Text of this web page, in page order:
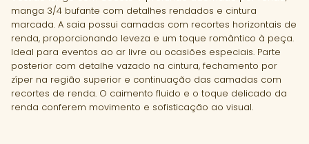
manga 3/4 bufante com detalhes rendados e cintura
marcada. A saia possui camadas com recortes horizontais de
renda, proporcionando leveza e um toque romântico à peça.
Ideal para eventos ao ar livre ou ocasiões especiais. Parte
posterior com detalhe vazado na cintura, fechamento por
zíper na região superior e continuação das camadas com
recortes de renda. O caimento fluido e o toque delicado da
renda conferem movimento e sofisticação ao visual.